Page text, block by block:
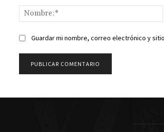
Guardar mi nombre, correo electrónico y